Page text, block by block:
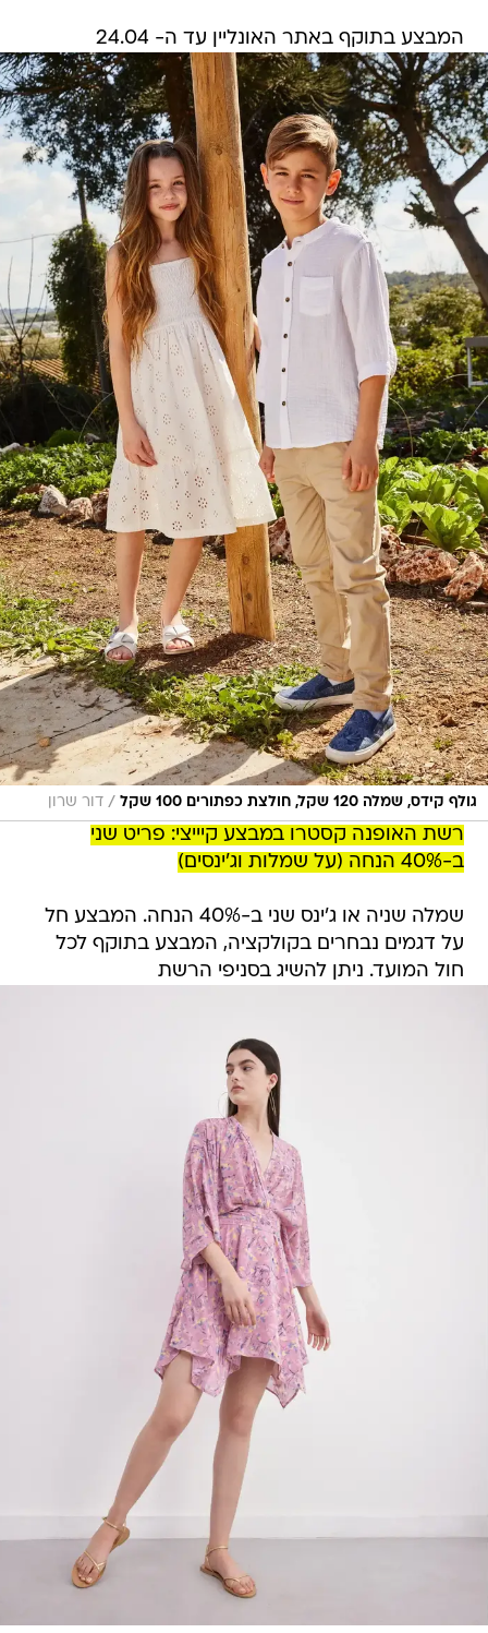
המבצע בתוקף באתר האונליין עד ה- 24.04
גולף קידס, שמלה 120 שקל, חולצת כפתורים 100 שקל / דור שרון
רשת האופנה קסטרו במבצע קיייצי: פריט שני
ב-40% הנחה (על שמלות וג'ינסים)
שמלה שניה או ג'ינס שני ב-40% הנחה. המבצע חל
על דגמים נבחרים בקולקציה, המבצע בתוקף לכל
חול המועד. ניתן להשיג בסניפי הרשת